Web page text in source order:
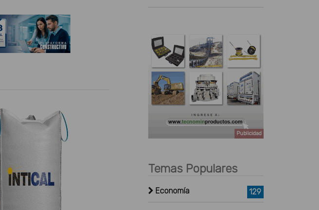
Publicidad
Temas Populares
Economía 129